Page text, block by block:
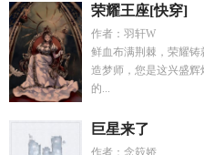
荣耀王座[快穿]
作者：羽轩W
鲜血布满荆棘，荣耀
造梦师，您是这兴盛
的...
巨星来了
作者：念笯娇